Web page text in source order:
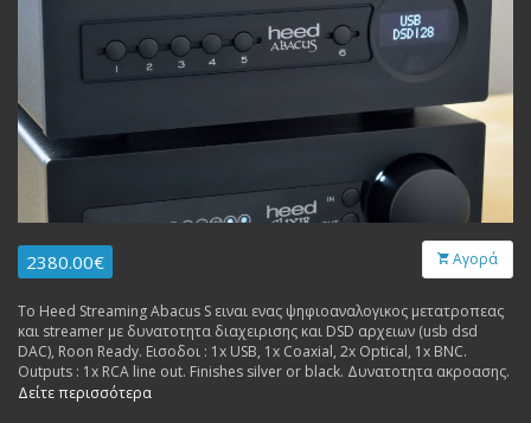
2380.00€ Αγορά
Το Heed Streaming Abacus S ειναι ενας ψηφιοαναλογικος μετατροπεας
και streamer με δυνατοτητα διαχειρισης και DSD αρχειων (usb dsd
DAC), Roon Ready. Εισοδοι : 1x USB, 1x Coaxial, 2x Optical, 1x BNC.
Outputs : 1x RCA line out. Finishes silver or black. Δυνατοτητα ακροασης.
Δείτε περισσότερα